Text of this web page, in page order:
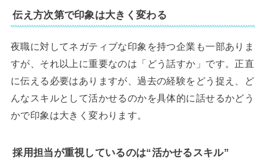
伝え方次第で印象は大きく変わる
夜職に対してネガティブな印象を持つ企業も一部ありま
すが、それ以上に重要なのは「どう話すか」です。正直
に伝える必要はありますが、過去の経験をどう捉え、ど
んなスキルとして活かせるのかを具体的に話せるかどう
かで印象は大きく変わります。
採用担当が重視しているのは“活かせるスキル”